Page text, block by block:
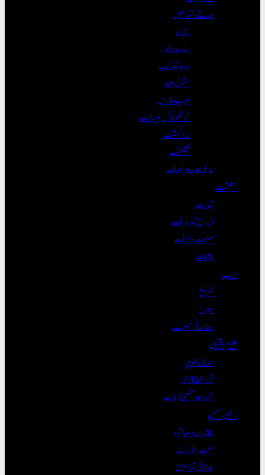
علاقے و تہذیبیں
ستان
سندھ و ہند
بدھ تہذیب
مشرق بعید
عرب و فارس
آرتھوڈاکس عیسائیت
پروٹسٹنٹ
کیتھولک
عالمی عدل و انصاف
معیشت
تجارت
ذرائع آمدورفت
صنعت و حرفت
مالیات
ادب
تفریح
مزاح
مطالعاتی تبصرے
علوم و فنون
سماجی علوم
فن/ٹیکنالوجی
انسان و مشینی ذہانت
رہن سہن
خاندان و معاشرہ
صحت و خوراک
علاقائی تہذیبیں